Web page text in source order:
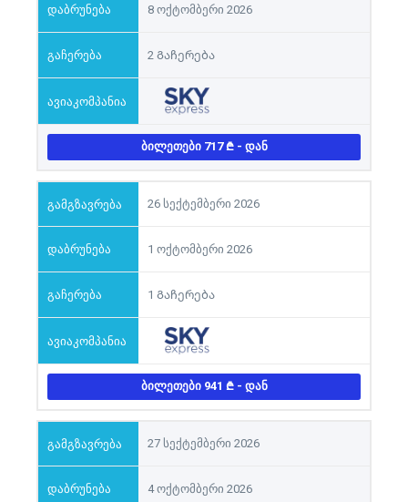
8 ოქტომბერი 2026
2 Გაჩერება
ᲑᲘᲚᲔᲗᲔᲑᲘ 717 - ᲓᲐᲜ
26 სექტემბერი 2026
1 ოქტომბერი 2026
1 Გაჩერება
ᲑᲘᲚᲔᲗᲔᲑᲘ 941 - ᲓᲐᲜ
27 სექტემბერი 2026
4 ოქტომბერი 2026